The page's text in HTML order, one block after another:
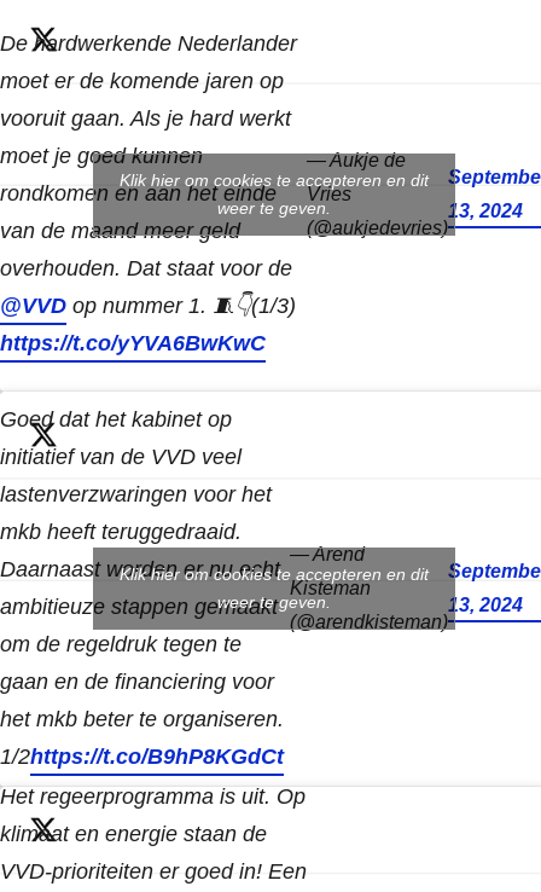
pic.twitter.com/zs6dQP4ePl
De hardwerkende Nederlander
moet er de komende jaren op
vooruit gaan. Als je hard werkt
moet je goed kunnen
rondkomen en aan het einde
van de maand meer geld
overhouden. Dat staat voor de
@VVD op nummer 1. 🧵👇(1/3)
https://t.co/yYVA6BwKwC
— Aukje de
Vries
(@aukjedevries)
13, 2024
Klik hier om cookies te accepteren en dit
weer te geven.
Goed dat het kabinet op
initiatief van de VVD veel
lastenverzwaringen voor het
mkb heeft teruggedraaid.
Daarnaast worden er nu echt
ambitieuze stappen gemaakt
om de regeldruk tegen te
gaan en de financiering voor
het mkb beter te organiseren.
1/2https://t.co/B9hP8KGdCt
— Arend
Kisteman
(@arendkisteman)
13, 2024
Klik hier om cookies te accepteren en dit
weer te geven.
Het regeerprogramma is uit. Op
klimaat en energie staan de
VVD-prioriteiten er goed in! Een